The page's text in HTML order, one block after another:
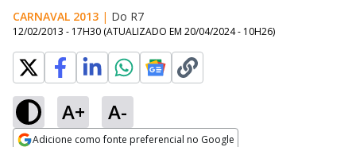
CARNAVAL 2013 | Do R7
12/02/2013 - 17H30 (ATUALIZADO EM 20/04/2024 - 10H26)
A+ A-
Adicione como fonte preferencial no Google